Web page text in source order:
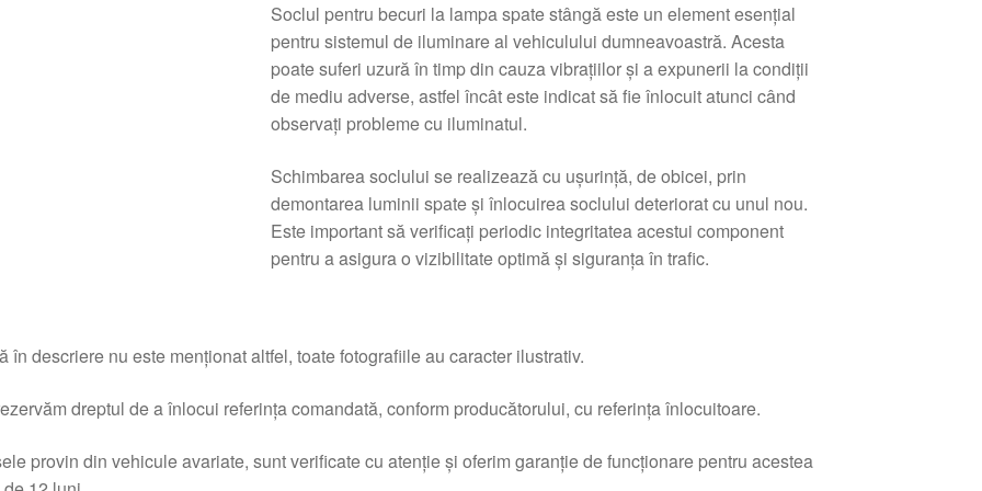
Soclul pentru becuri la lampa spate stângă este un element esențial
pentru sistemul de iluminare al vehiculului dumneavoastră. Acesta
poate suferi uzură în timp din cauza vibrațiilor și a expunerii la condiții
de mediu adverse, astfel încât este indicat să fie înlocuit atunci când
observați probleme cu iluminatul.
Schimbarea soclului se realizează cu ușurință, de obicei, prin
demontarea luminii spate și înlocuirea soclului deteriorat cu unul nou.
Este important să verificați periodic integritatea acestui component
pentru a asigura o vizibilitate optimă și siguranța în trafic.
în descriere nu este menționat altfel, toate fotografiile au caracter ilustrativ.
dreptul de a înlocui referința comandată, conform producătorului, cu referința înlocuitoare.
provin din vehicule avariate, sunt verificate cu atenție și oferim garanție de funcționare pentru acestea